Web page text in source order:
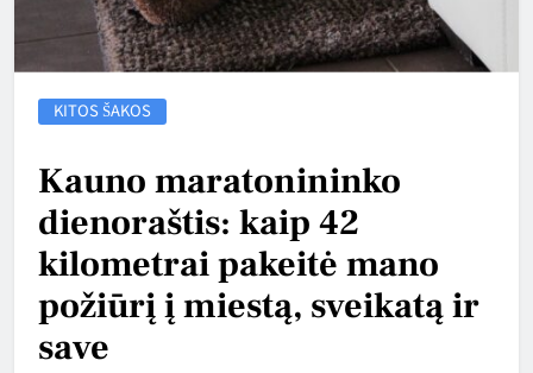
KITOS ŠAKOS
Kauno maratonininko
dienoraštis: kaip 42
kilometrai pakeitė mano
požiūrį į miestą, sveikatą ir
save